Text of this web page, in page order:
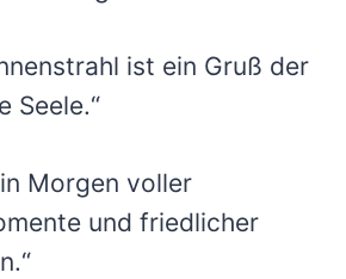
ist ein Gruß der
Seele.“
Morgen voller
und friedlicher